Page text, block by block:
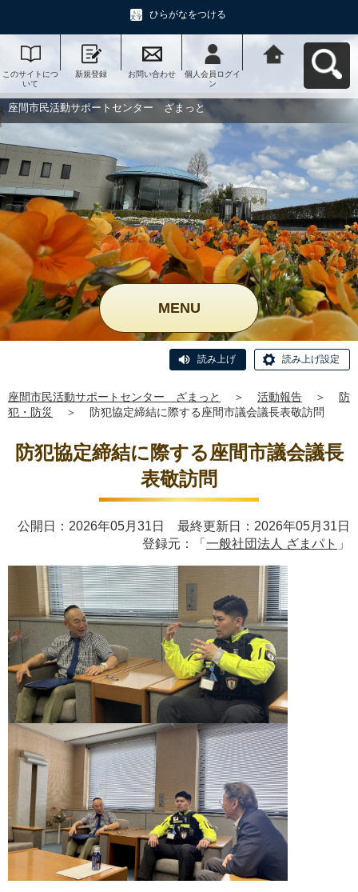
ひらがなをつける
このサイトにつ
いて
新規登録 お問い合わせ
個人会員ログイ
ン
ー ざまっとへ
座間市民活動サポートセンター ざまっと
MENU
読み上げ 読み上げ設定
座間市民活動サポートセンター ざまっと ＞ 活動報告 ＞
防
犯・防災
＞ 防犯協定締結に際する座間市議会議長表敬訪問
防犯協定締結に際する座間市議会議長
表敬訪問
公開日：2026年05月31日 最終更新日：2026年05月31日
登録元：「 一般社団法人 ざまパト 」